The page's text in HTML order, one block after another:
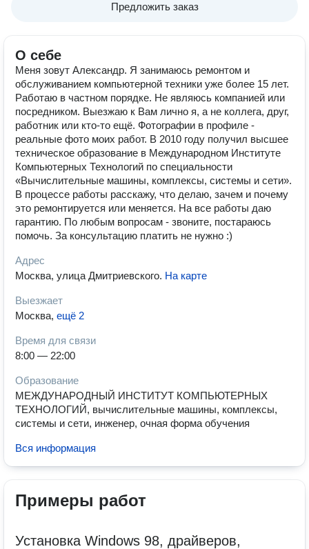
Предложить заказ
О себе
Меня зовут Александр. Я занимаюсь ремонтом и
обслуживанием компьютерной техники уже более 15 лет.
Работаю в частном порядке. Не являюсь компанией или
посредником. Выезжаю к Вам лично я, а не коллега, друг,
работник или кто-то ещё. Фотографии в профиле -
реальные фото моих работ. В 2010 году получил высшее
техническое образование в Международном Институте
Компьютерных Технологий по специальности
«Вычислительные машины, комплексы, системы и сети».
В процессе работы расскажу, что делаю, зачем и почему
это ремонтируется или меняется. На все работы даю
гарантию. По любым вопросам - звоните, постараюсь
помочь. За консультацию платить не нужно :)
Адрес
Москва, улица Дмитриевского. На карте
Выезжает
Москва, ещё 2
Время для связи
8:00 — 22:00
Образование
МЕЖДУНАРОДНЫЙ ИНСТИТУТ КОМПЬЮТЕРНЫХ
ТЕХНОЛОГИЙ, вычислительные машины, комплексы,
системы и сети, инженер, очная форма обучения
Вся информация
Примеры работ
Установка Windows 98, драйверов,